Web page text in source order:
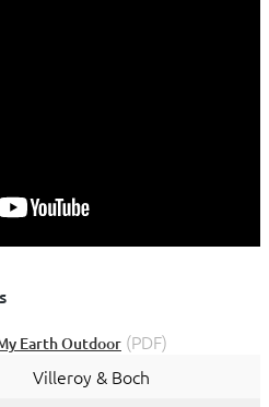
Earth Outdoor (PDF)
Villeroy & Boch